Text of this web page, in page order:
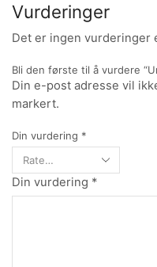
Vurderinger
Det er ingen vurderinger
Bli den første til å vurdere
Din e-post adresse vil
markert.
Din vurdering *
Din vurdering *